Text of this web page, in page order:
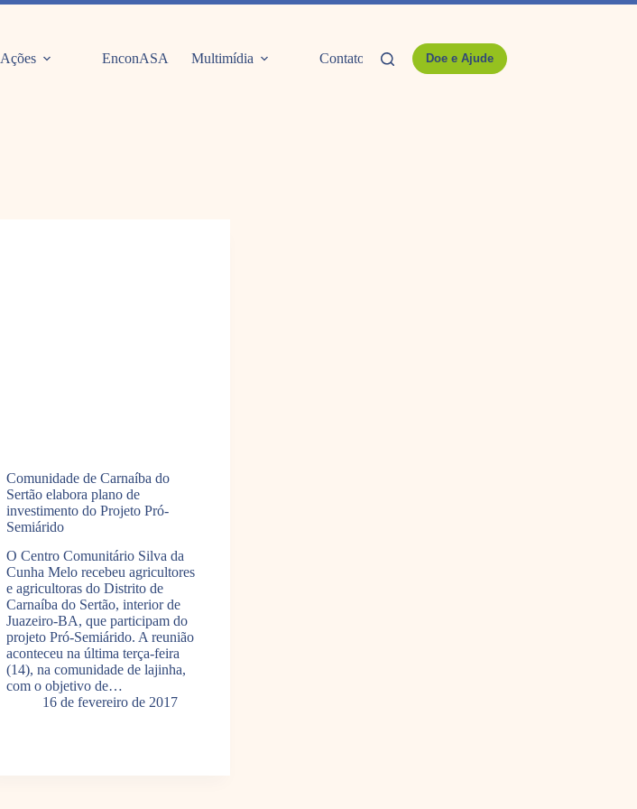
Ações EnconASA Multimídia Contato Doe e Ajude
Comunidade de Carnaíba do
Sertão elabora plano de
investimento do Projeto Pró-
Semiárido
O Centro Comunitário Silva da
Cunha Melo recebeu agricultores
e agricultoras do Distrito de
Carnaíba do Sertão, interior de
Juazeiro-BA, que participam do
projeto Pró-Semiárido. A reunião
aconteceu na última terça-feira
(14), na comunidade de lajinha,
com o objetivo de…
16 de fevereiro de 2017